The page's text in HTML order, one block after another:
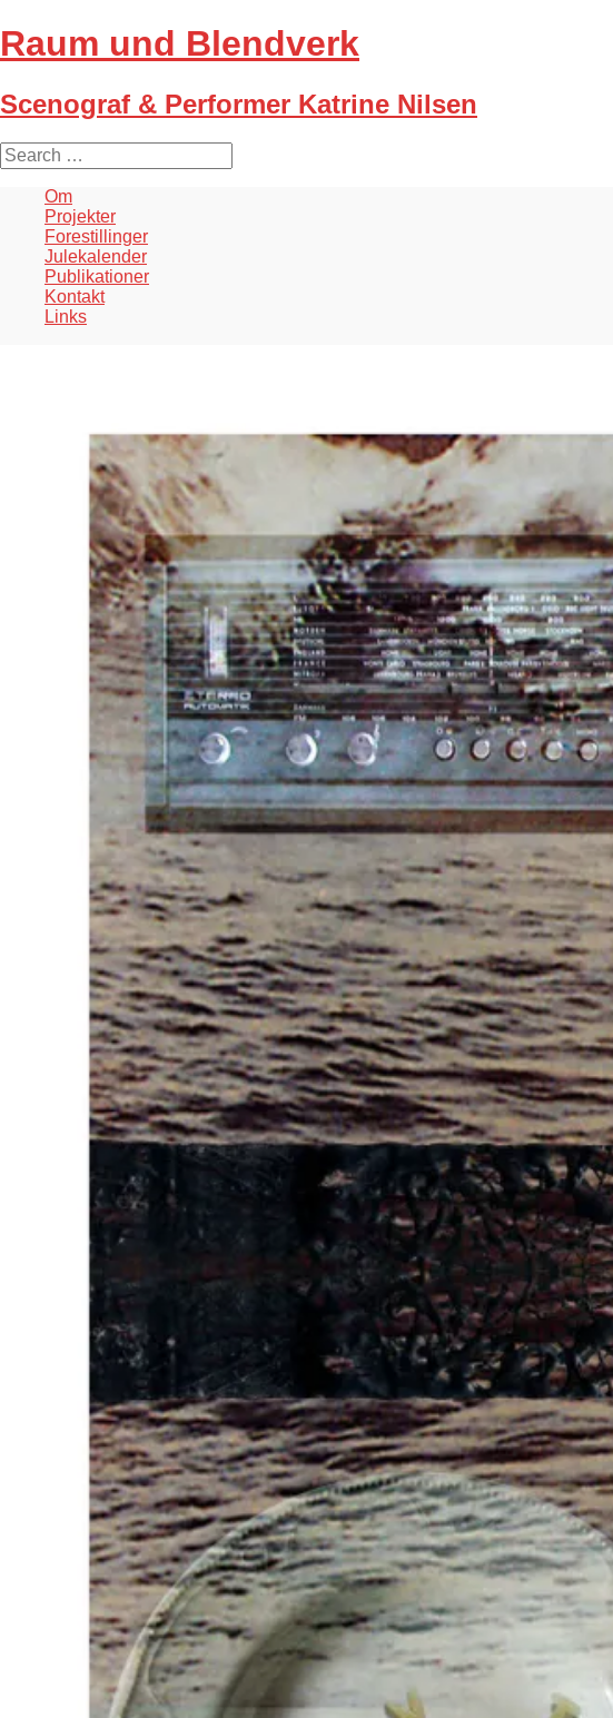
Raum und Blendverk
Scenograf & Performer Katrine Nilsen
S
e
Om
Projekter
Forestillinger
Julekalender
Publikationer
Kontakt
Links